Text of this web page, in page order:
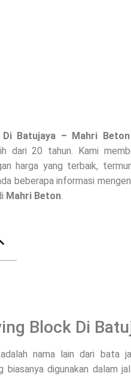
Di Batujaya – Mahri Beton
dari 20 tahun. Kami
harga yang terbaik,
beberapa informasi
Mahri Beton
Block Di
nama lain dari bata
biasanya digunakan dalam